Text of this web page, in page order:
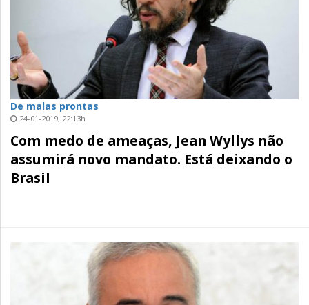
De malas prontas
24-01-2019, 22:13h
Com medo de ameaças, Jean Wyllys não
assumirá novo mandato. Está deixando o
Brasil